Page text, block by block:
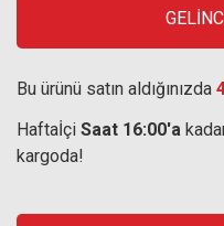
Bu ürünü satın aldığınızda
Haftaİçi Saat 16:00'a
kargoda!